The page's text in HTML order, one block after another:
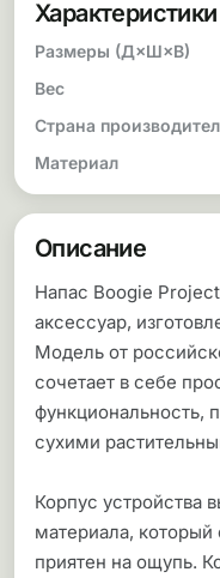
Характеристики
Размеры (Д×Ш×В)
Вес
Страна
Материал
Описание
Напас Boogie
аксессуар,
Модель от
сочетает в себе
функциональность,
сухими
Корпус устройства
материала, который
приятен на ощупь.